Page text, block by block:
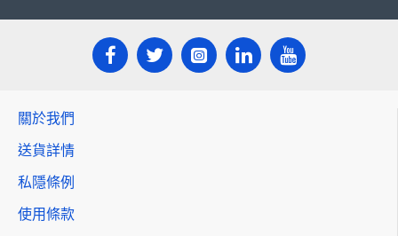
關於我們
送貨詳情
私隱條例
使用條款